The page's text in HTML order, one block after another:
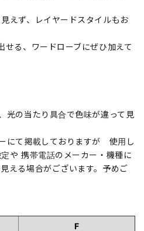
えず、レイヤードスタイルもお
せる、ワードローブにぜひ加えて
光の当たり具合で色味が違って見
にて掲載しておりますが 使用し
や 携帯電話のメーカー・機種に
える場合がございます。予めご
F